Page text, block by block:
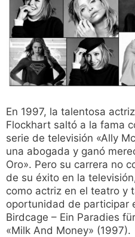
En 1997, la talentosa
Flockhart saltó a la fama
serie de televisión «Ally
una abogada y ganó
Oro». Pero su carrera no
de su éxito en la
como actriz en el teatro y
oportunidad de participar
Birdcage – Ein Paradies
«Milk And Money» (1997).